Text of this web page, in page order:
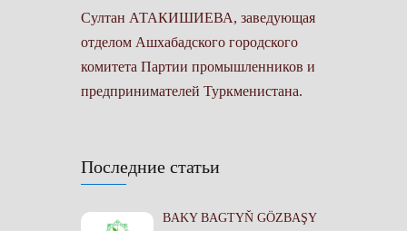
Последние статьи
BAKY BAGTYŇ GÖZBAŞY
Султан АТАКИШИЕВА, заведующая
отделом Ашхабадского городского
комитета Партии промышленников и
предпринимателей Туркменистана.